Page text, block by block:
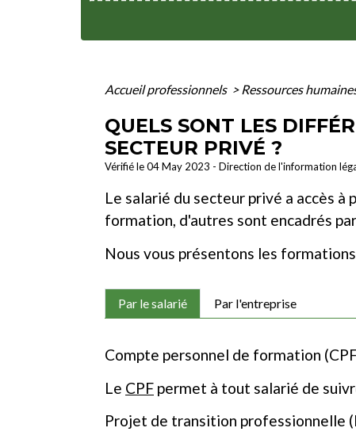
Accueil professionnels > Ressources
QUELS SONT LES
SECTEUR PRIVÉ ?
Vérifié le 04 May 2023 - Direction de l'information
Le salarié du secteur privé a accès
formation, d'autres sont encadrés
Nous vous présentons les
Par le salarié Par l'entreprise
Compte personnel de formation
Le CPF permet à tout salarié de
Projet de transition professionnelle